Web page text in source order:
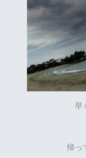
早
帰っ